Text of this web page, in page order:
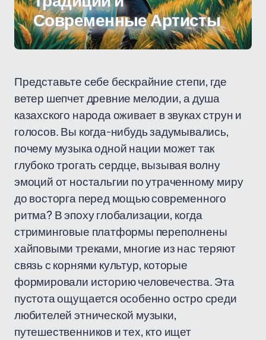
Современные Артисты
Представьте себе бескрайние степи, где
ветер шепчет древние мелодии, а душа
казахского народа оживает в звуках струн и
голосов. Вы когда-нибудь задумывались,
почему музыка одной нации может так
глубоко трогать сердце, вызывая волну
эмоций от ностальгии по утраченному миру
до восторга перед мощью современного
ритма? В эпоху глобализации, когда
стриминговые платформы переполнены
хайповыми треками, многие из нас теряют
связь с корнями культур, которые
формировали историю человечества. Эта
пустота ощущается особенно остро среди
любителей этнической музыки,
путешественников и тех, кто ищет